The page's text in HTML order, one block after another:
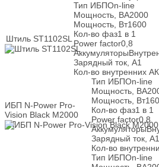
Штиль ST1102SL
Тип ИБПOn-line
Мощность, ВА2000
Мощность, Вт1600
Кол-во фаз1 в 1
Power factor0,8
Аккумуляторы
Зарядный ток, А1
Кол-во внутренних
ИБП N-Power Pro-
Vision Black M2000
RT
Тип ИБПOn-line
Мощность, ВА
Мощность, Вт
Кол-во фаз1 в 1
Power factor0,8
Аккумуляторы
Зарядный ток, А1
Кол-во
Тип ИБПOn-line